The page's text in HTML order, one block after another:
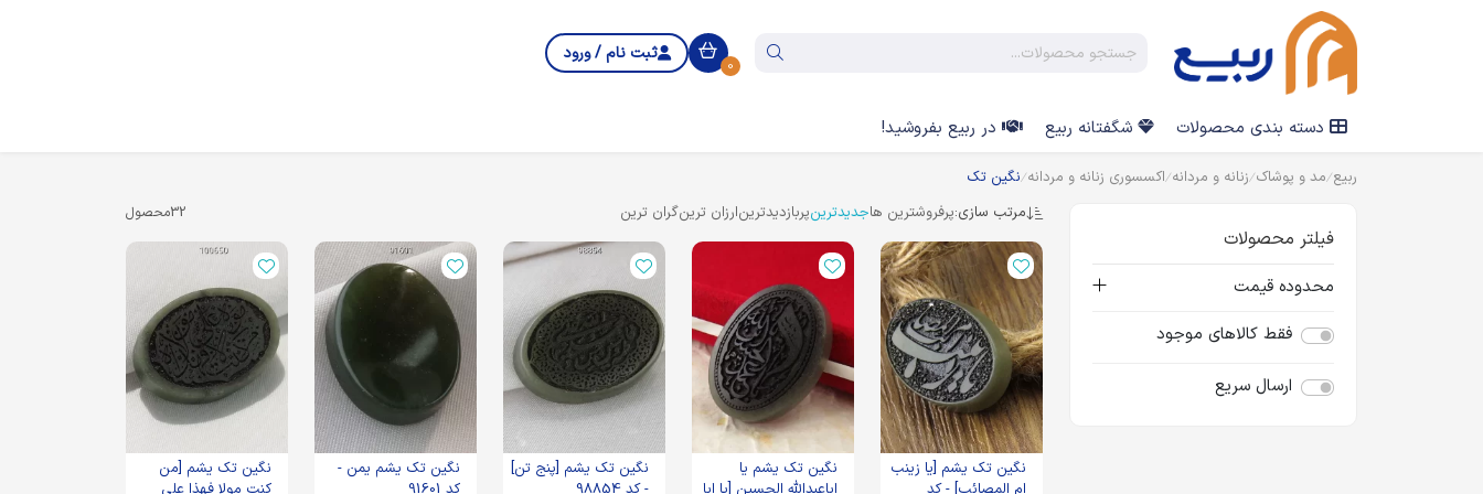
0
ثبت نام / ورود
دسته بندی محصولات شگفتانه ربیع در ربیع بفروشید!
ربیع مد و پوشاک زنانه و مردانه اکسسوری زنانه و مردانه نگین تک
فیلتر محصولات
محدوده قیمت
فقط کالاهای موجود
ارسال سریع
مرتب سازی:پرفروشترین هاجدیدترینپربازدیدترینارزان ترینگران ترین 32محصول
نگین تک یشم [یا زینب
ام المصائب] - کد
نگین تک یشم یا
اباعبدالله الحسین [یا ابا
نگین تک یشم [پنج تن]
- کد 98854
نگین تک یشم یمن -
کد 91601
نگین تک یشم [من
کنت مولا فهذا علی